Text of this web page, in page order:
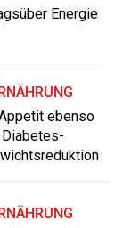
Energie
ebenso